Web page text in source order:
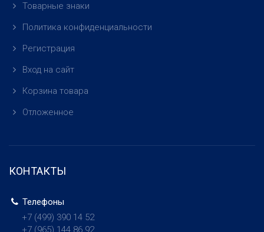
Товарные знаки
Политика конфиденциальности
Регистрация
Вход на сайт
Корзина товара
Отложенное
КОНТАКТЫ
Телефоны
+7 (499) 390 14 52
+7 (965) 144 86 92